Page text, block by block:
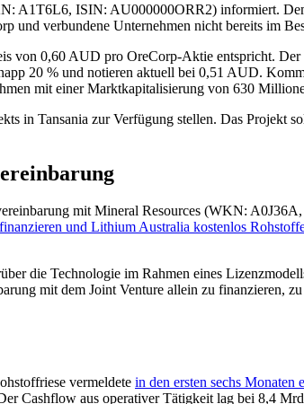
A1T6L6, ISIN: AU000000ORR2) informiert.
und verbundene Unternehmen nicht bereits im
von 0,60 AUD pro OreCorp-Aktie entspricht.
20 % und notieren aktuell bei 0,51 AUD.
mit einer Marktkapitalisierung von 630
in Tansania zur Verfügung stellen. Das Projekt
mit Mineral Resources (WKN:
und Lithium Australia kostenlos
die Technologie im Rahmen eines
mit dem Joint Venture allein zu finanzieren,
vermeldete in den ersten sechs Monaten
Cashflow aus operativer Tätigkeit lag bei 8,4